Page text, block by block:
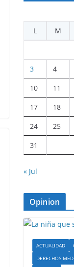
L
M
3 4
10 11
17 18
24 25
31
« Jul
Opinion
ACTUALIDAD
DERECHOS